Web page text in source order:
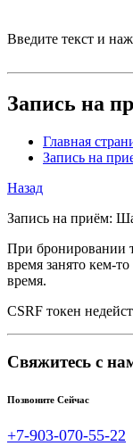
Введите текст и
Запись на
Главная
Запись на
Назад
Запись на приём:
При бронировании
время занято кем-
время.
CSRF токен
Свяжитесь с
Позвоните Сейчас
+7-903-070-55-22